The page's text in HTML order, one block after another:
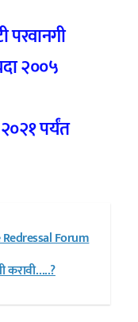
परवानगी
२००५
पर्यंत
Forum
करावी…..?